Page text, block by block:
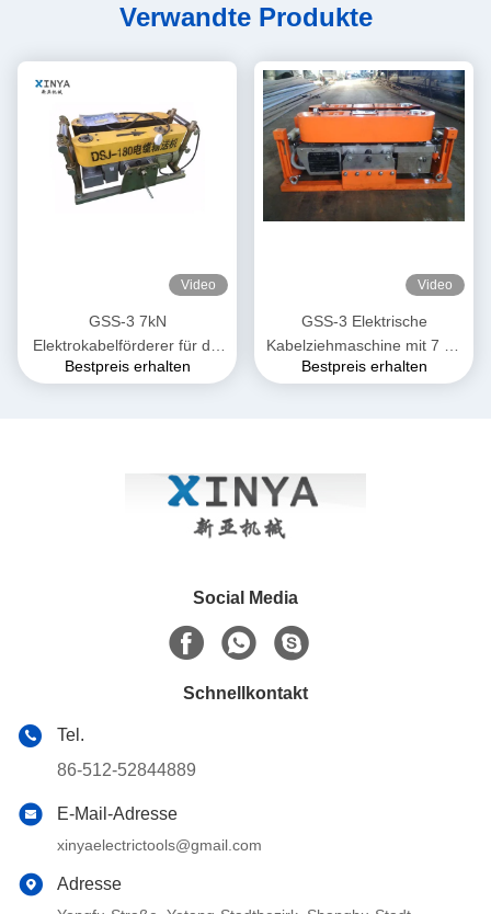
Verwandte Produkte
Video
GSS-3 7kN
Elektrokabelförderer für die
unterirdische
Bestpreis erhalten
Video
GSS-3 Elektrische
Kabelziehmaschine mit 7 kN
Zugkraft, CE-zertifiziert &
Bestpreis erhalten
Social Media
Schnellkontakt
Tel.
86-512-52844889
E-Mail-Adresse
xinyaelectrictools@gmail.com
Adresse